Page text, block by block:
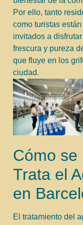
Por ello, tanto
como turistas están
invitados a
frescura y pureza
que fluye en los
ciudad.
Cómo se
Trata el
en
El tratamiento del